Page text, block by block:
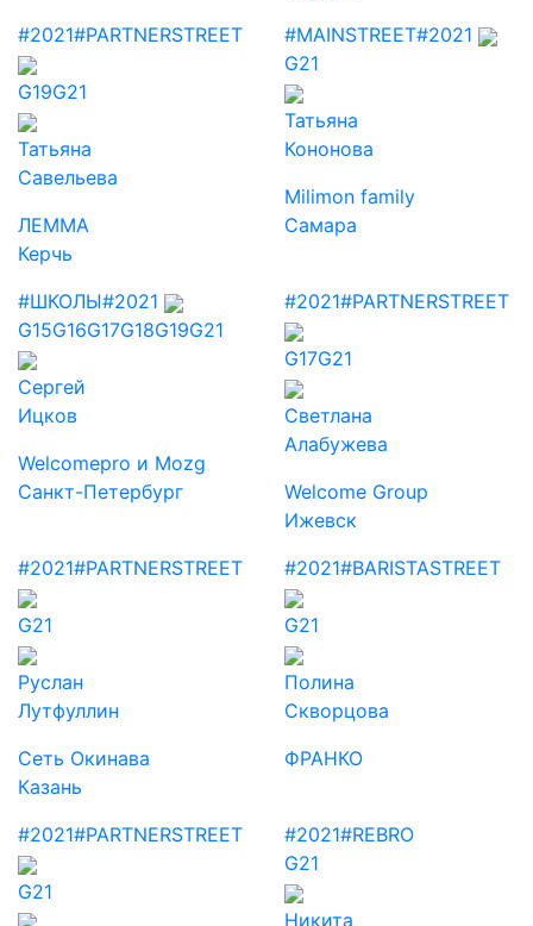
#2021#PARTNERSTREET
G19G21
Татьяна
Савельева
ЛЕММА
Керчь
#MAINSTREET#2021
G21
Татьяна
Кононова
Milimon family
Самара
#ШКОЛЫ#2021
G15G16G17G18G19G21
Сергей
Ицков
Welcomepro и Mozg
Санкт-Петербург
#2021#PARTNERSTREET
G17G21
Светлана
Алабужева
Welcome Group
Ижевск
#2021#PARTNERSTREET
G21
Руслан
Лутфуллин
Сеть Окинава
Казань
#2021#BARISTASTREET
G21
Полина
Скворцова
ФРАНКО
#2021#PARTNERSTREET
G21
#2021#REBRO
G21
Никита